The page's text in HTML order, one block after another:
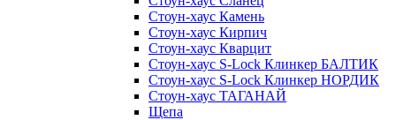
Стоун-хаус Камень
Стоун-хаус Кирпич
Стоун-хаус Кварцит
Стоун-хаус S-Lock Клинкер БАЛТИК
Стоун-хаус S-Lock Клинкер НОРДИК
Стоун-хаус ТАГАНАЙ
Щепа